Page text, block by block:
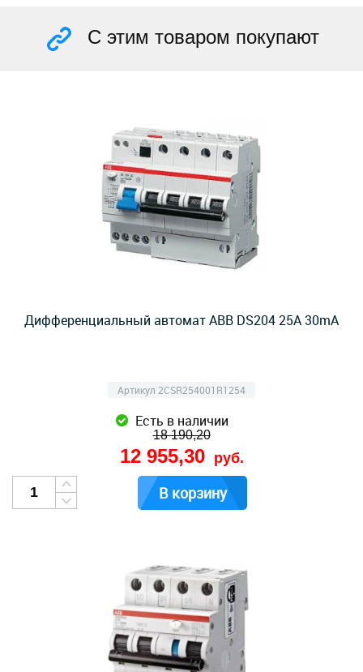
С этим товаром покупают
Дифференциальный автомат ABB DS204 25А 30mA
Артикул 2CSR254001R1254
Есть в наличии
18 190,20
12 955,30 руб.
В корзину